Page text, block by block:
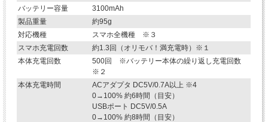
バッテリー容量
3100mAh
製品重量
約95g
対応機種
スマホ全機種 ※３
スマホ充電回数
約1.3回（オリモバ！満充電時）※１
本体充電回数
500回 ※バッテリー本体の繰り返し充電回数
※２
本体充電時間
ACアダプタ DC5V/0.7A以上 ※4
0→100% 約6時間（目安）
USBポート DC5V/0.5A
0→100% 約8時間（目安）